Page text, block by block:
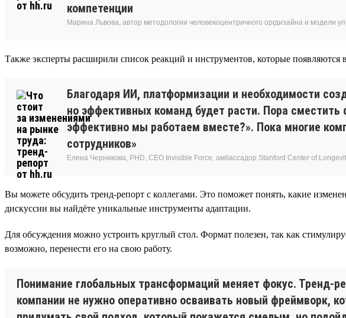
компетенции
Марина Львова, автор методологии человекоцентричного оргдизайна и
Также эксперты расширили список реакций и инструментов, которые появляются
Благодаря ИИ, платформизации и необходимости
но эффективных команд будет расти. Пора
эффективно мы работаем вместе?». Пока многие
сотрудников»
Елена Черникова, PHD, CEO Invisible Force, амбассадор Stanford Center of
Вы можете обсудить тренд-репорт с коллегами. Это поможет понять, какие
дискуссии вы найдёте уникальные инструменты адаптации.
Для обсуждения можно устроить круглый стол. Формат полезен, так как
возможно, перенести его на свою работу.
Понимание глобальных трансформаций меняет фокус.
компании не нужно оперативно осваивать новый фреймворк,